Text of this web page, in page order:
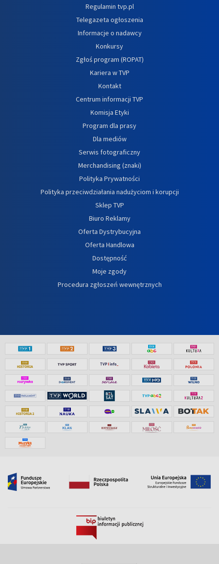
Regulamin tvp.pl
Telegazeta ogłoszenia
Informacje o nadawcy
Konkursy
Zgłoś program (ROPAT)
Kariera w TVP
Kontakt
Centrum informacji TVP
Komisja Etyki
Program dla prasy
Dla mediów
Serwis fotograficzny
Merchandising (znaki)
Polityka Prywatności
Polityka przeciwdziałania nadużyciom i korupcji
Sklep TVP
Biuro Reklamy
Oferta Dystrybucyjna
Oferta Handlowa
Dostępność
Moje zgody
Procedura zgłoszeń wewnętrznych